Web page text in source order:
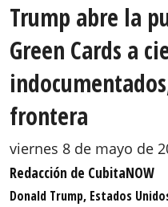
Trump abre la
Green Cards a
frontera
viernes 8 de mayo de
Redacción de CubitaNOW
Donald Trump, Estados